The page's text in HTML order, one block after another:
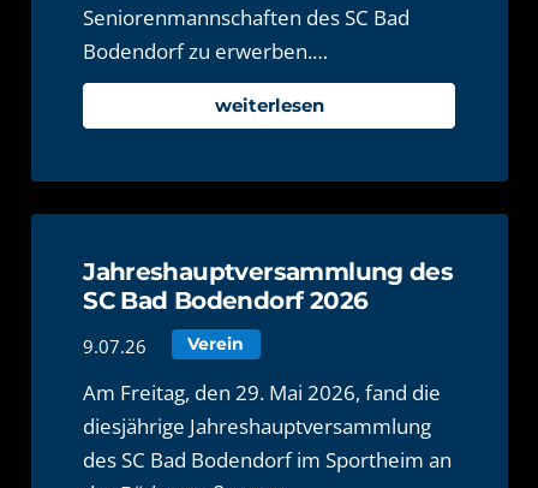
Seniorenmannschaften des SC Bad
Bodendorf zu erwerben.…
weiterlesen
Jahreshauptversammlung des
SC Bad Bodendorf 2026
9.07.26 Verein
Am Freitag, den 29. Mai 2026, fand die
diesjährige Jahreshauptversammlung
des SC Bad Bodendorf im Sportheim an